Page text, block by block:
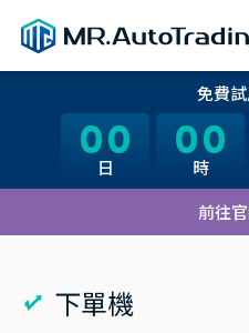
00
日 00
時
前往
免費
00
日 00
時
下單機